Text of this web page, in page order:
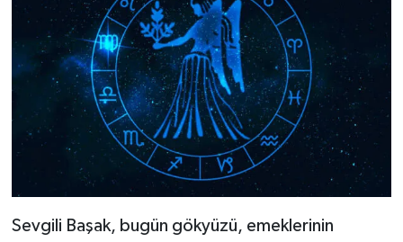
Sevgili Başak, bugün gökyüzü, emeklerinin